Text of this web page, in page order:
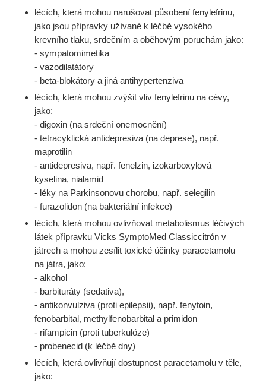
lécích, která mohou narušovat působení fenylefrinu,
jako jsou přípravky užívané k léčbě vysokého
krevního tlaku, srdečním a oběhovým poruchám jako:
- sympatomimetika
- vazodilatátory
- beta-blokátory a jiná antihypertenziva
lécích, která mohou zvýšit vliv fenylefrinu na cévy,
jako:
- digoxin (na srdeční onemocnění)
- tetracyklická antidepresiva (na deprese), např.
maprotilin
- antidepresiva, např. fenelzin, izokarboxylová
kyselina, nialamid
- léky na Parkinsonovu chorobu, např. selegilin
- furazolidon (na bakteriální infekce)
lécích, která mohou ovlivňovat metabolismus léčivých
látek přípravku Vicks SymptoMed Classiccitrón v
játrech a mohou zesílit toxické účinky paracetamolu
na játra, jako:
- alkohol
- barbituráty (sedativa),
- antikonvulziva (proti epilepsii), např. fenytoin,
fenobarbital, methylfenobarbital a primidon
- rifampicin (proti tuberkulóze)
- probenecid (k léčbě dny)
lécích, která ovlivňují dostupnost paracetamolu v těle,
jako: